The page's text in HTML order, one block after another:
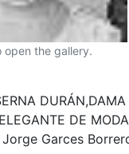
open the gallery.
DE
Garces